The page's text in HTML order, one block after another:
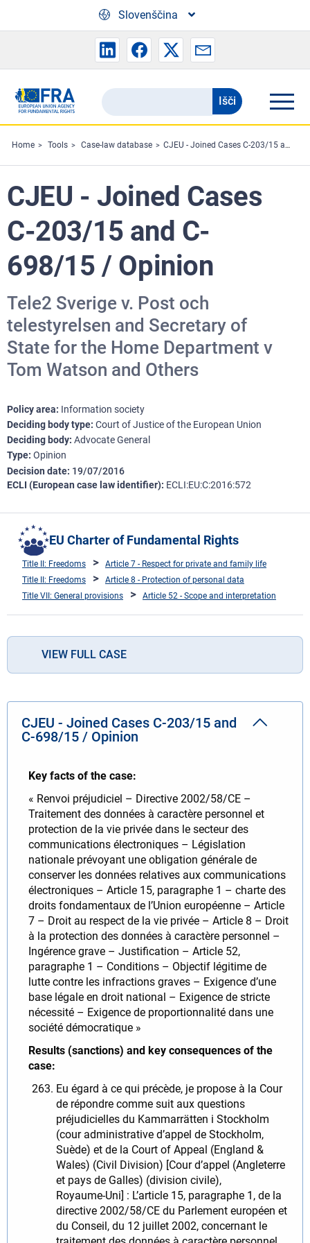
Skip to main content
Slovenščina
Search
the
FRA
website
Išči
Home Tools Case-law database CJEU - Joined Cases C‐203/15 and C‐698/15 / Opinion
CJEU - Joined Cases
C‐203/15 and C‐
698/15 / Opinion
Tele2 Sverige v. Post och
telestyrelsen and Secretary of
State for the Home Department v
Tom Watson and Others
Policy area Information society
Deciding body type Court of Justice of the European Union
Deciding body Advocate General
Type Opinion
Decision date 19/07/2016
ECLI (European case law identifier) ECLI:EU:C:2016:572
EU Charter of Fundamental Rights
Title II: Freedoms
Article 7 - Respect for private and family life
Title II: Freedoms
Article 8 - Protection of personal data
Title VII: General provisions
Article 52 - Scope and interpretation
VIEW FULL CASE
CJEU - Joined Cases C‐203/15 and
C‐698/15 / Opinion
Key facts of the case:
« Renvoi préjudiciel – Directive 2002/58/CE –
Traitement des données à caractère personnel et
protection de la vie privée dans le secteur des
communications électroniques – Législation
nationale prévoyant une obligation générale de
conserver les données relatives aux communications
électroniques – Article 15, paragraphe 1 – charte des
droits fondamentaux de l’Union européenne – Article
7 – Droit au respect de la vie privée – Article 8 – Droit
à la protection des données à caractère personnel –
Ingérence grave – Justification – Article 52,
paragraphe 1 – Conditions – Objectif légitime de
lutte contre les infractions graves – Exigence d’une
base légale en droit national – Exigence de stricte
nécessité – Exigence de proportionnalité dans une
société démocratique »
Results (sanctions) and key consequences of the
case:
Eu égard à ce qui précède, je propose à la Cour
de répondre comme suit aux questions
préjudicielles du Kammarrätten i Stockholm
(cour administrative d’appel de Stockholm,
Suède) et de la Court of Appeal (England &
Wales) (Civil Division) [Cour d’appel (Angleterre
et pays de Galles) (division civile),
Royaume‑Uni] : L’article 15, paragraphe 1, de la
directive 2002/58/CE du Parlement européen et
du Conseil, du 12 juillet 2002, concernant le